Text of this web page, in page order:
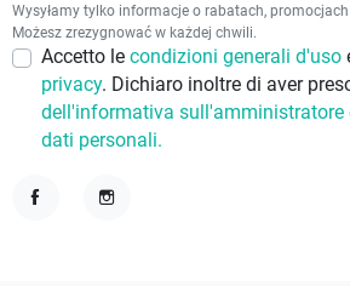
Wysyłamy tylko informacje o rabatach,
Możesz zrezygnować w każdej chwili.
Accetto le condizioni generali d'uso
privacy. Dichiaro inoltre di aver
dell'informativa sull'amministratore
dati personali.